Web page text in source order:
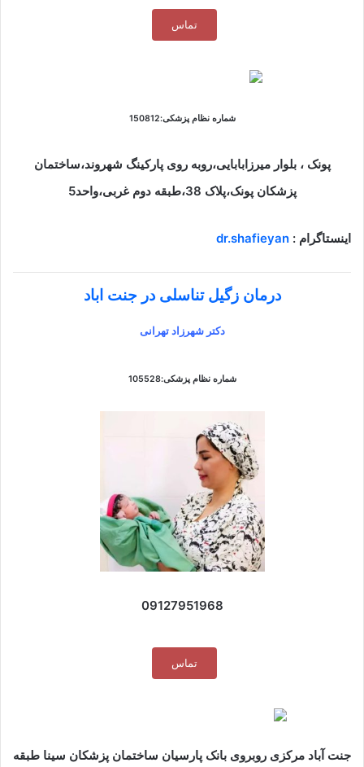
تماس
شماره نظام پزشکی:150812
پونک ، بلوار میرزابابایی،روبه روی پارکینگ شهروند،ساختمان
پزشکان پونک،پلاک 38،طبقه دوم غربی،واحد5
اینستاگرام : dr.shafieyan
درمان زگیل تناسلی در جنت اباد
دکتر شهرزاد تهرانی
شماره نظام پزشکی:105528
09127951968
تماس
جنت آباد مرکزی روبروی بانک پارسیان ساختمان پزشکان سینا طبقه